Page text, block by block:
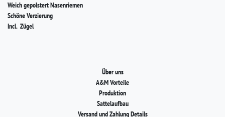
Weich gepolstert Nasenriemen
Schöne Verzierung
Incl. Zügel
Über uns
A&M Vorteile
Produktion
Sattelaufbau
Versand und Zahlung Details